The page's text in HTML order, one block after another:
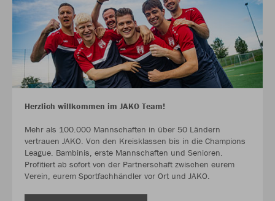
Herzlich willkommen im JAKO Team!
Mehr als 100.000 Mannschaften in über 50 Ländern
vertrauen JAKO. Von den Kreisklassen bis in die Champions
League. Bambinis, erste Mannschaften und Senioren.
Profitiert ab sofort von der Partnerschaft zwischen eurem
Verein, eurem Sportfachhändler vor Ort und JAKO.